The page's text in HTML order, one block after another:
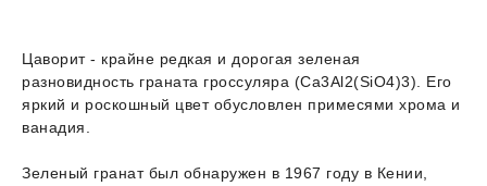
Цаворит - крайне редкая и дорогая зеленая
разновидность граната гроссуляра (Ca3Al2(SiO4)3). Его
яркий и роскошный цвет обусловлен примесями хрома и
ванадия.
Зеленый гранат был обнаружен в 1967 году в Кении,